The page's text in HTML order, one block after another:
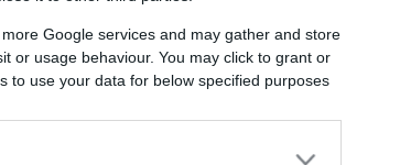
Google services and may gather and store
or usage behaviour. You may click to grant or
to use your data for below specified purposes